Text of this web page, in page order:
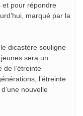
et pour répondre
marqué par la
dicastère souligne
sera un
l’étreinte
l’étreinte
nouvelle